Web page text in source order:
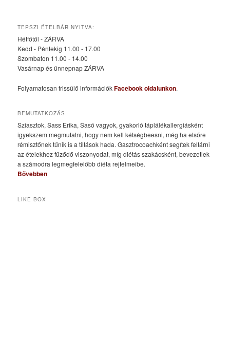
TEPSZI ÉTELBÁR NYITVA:
Hétfőtől - ZÁRVA
Kedd - Péntekig 11.00 - 17.00
Szombaton 11.00 - 14.00
Vasárnap és ünnepnap ZÁRVA
Folyamatosan frissülő információkFacebook oldalunkon.
BEMUTATKOZÁS
Sziasztok, Sass Erika, Sasó vagyok, gyakorló táplálékallergiásként
igyekszem megmutatni, hogy nem kell kétségbeesni, még ha elsőre
rémisztőnek tűnik is a tiltások hada. Gasztrocoachként segítek feltárni
az ételekhez fűződő viszonyodat, míg diétás szakácsként, bevezetlek
a számodra legmegfelelőbb diéta rejtelmeibe.
Bővebben
LIKE BOX